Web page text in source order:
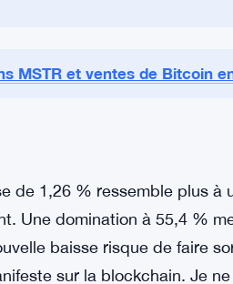
que les rallyes
disproportionnés
une pression soutenue en
MSTR et ventes de Bitcoin